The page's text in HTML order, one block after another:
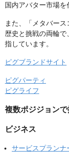
国内アバター市場を
また、「メタバース
歴史と挑戦の両輪
指しています。
ピグブランドサイト
ピグパーティ
ピグライフ
複数ポジジョンで
ビジネス
サービスプランナ